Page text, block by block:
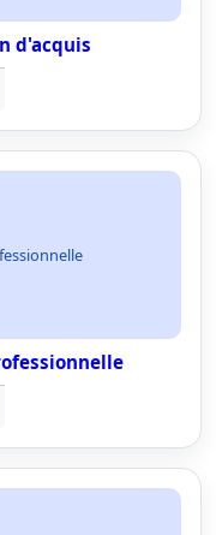
d'acquis